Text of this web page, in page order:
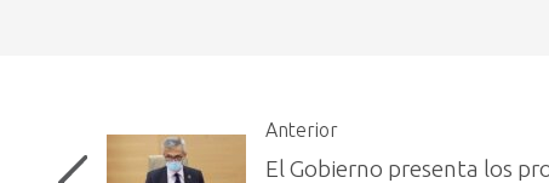
Anterior
El Gobierno presenta los